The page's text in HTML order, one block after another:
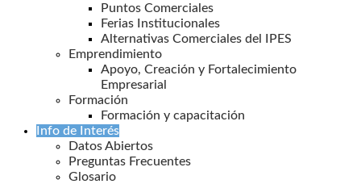
Puntos Comerciales
Ferias Institucionales
Alternativas Comerciales del IPES
Emprendimiento
Apoyo, Creación y Fortalecimiento
Empresarial
Formación
Formación y capacitación
Info de Interés
Datos Abiertos
Preguntas Frecuentes
Glosario